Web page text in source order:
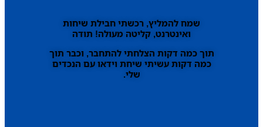
שמח להמליץ, רכשתי חבילת שיחות
ואינטרנט, קליטה מעולה! תודה
תוך כמה דקות הצלחתי להתחבר, וכבר תוך
כמה דקות עשיתי שיחת וידאו עם הנכדים
שלי.